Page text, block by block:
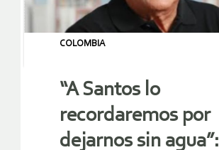
COLOMBIA
“A Santos lo
recordaremos por
dejarnos sin agua”: